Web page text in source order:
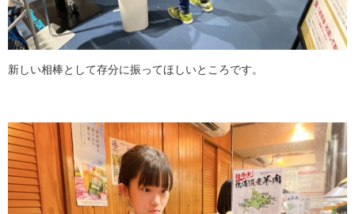
新しい相棒として存分に振ってほしいところです。